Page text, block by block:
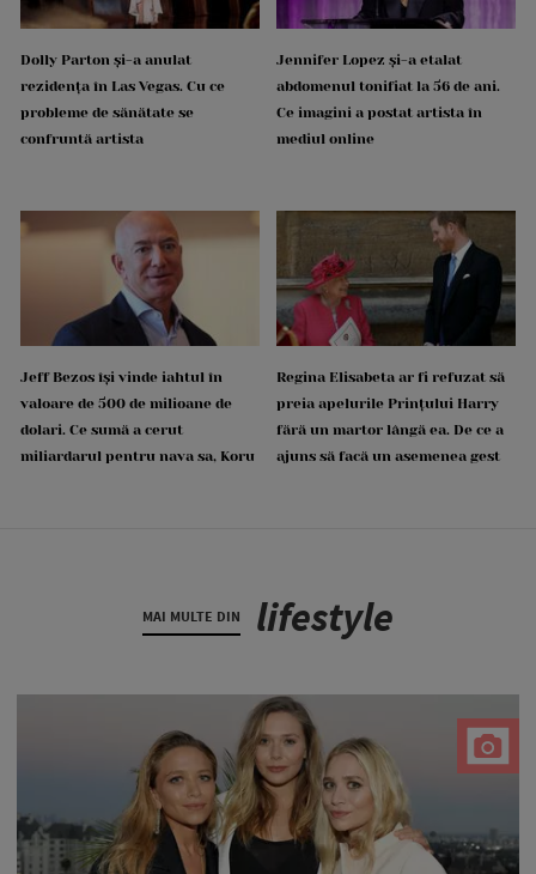
Dolly Parton și-a anulat
rezidența în Las Vegas. Cu ce
probleme de sănătate se
confruntă artista
Jennifer Lopez și-a etalat
abdomenul tonifiat la 56 de ani.
Ce imagini a postat artista în
mediul online
Jeff Bezos își vinde iahtul în
valoare de 500 de milioane de
dolari. Ce sumă a cerut
miliardarul pentru nava sa, Koru
Regina Elisabeta ar fi refuzat să
preia apelurile Prințului Harry
fără un martor lângă ea. De ce a
ajuns să facă un asemenea gest
MAI MULTE DIN lifestyle